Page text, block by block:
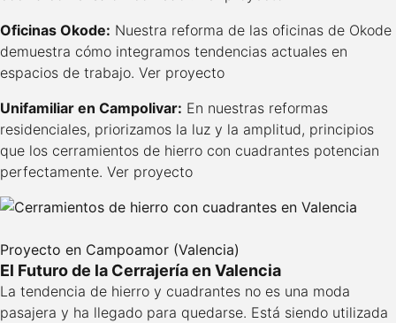
Oficinas Okode: Nuestra reforma de las oficinas de Okode
demuestra cómo integramos tendencias actuales en
espacios de trabajo. Ver proyecto
Unifamiliar en Campolivar: En nuestras reformas
residenciales, priorizamos la luz y la amplitud, principios
que los cerramientos de hierro con cuadrantes potencian
perfectamente. Ver proyecto
Proyecto en Campoamor (Valencia)
El Futuro de la Cerrajería en Valencia
La tendencia de hierro y cuadrantes no es una moda
pasajera y ha llegado para quedarse. Está siendo utilizada